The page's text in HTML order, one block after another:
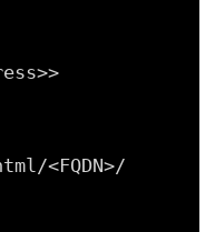
<FQDN>/